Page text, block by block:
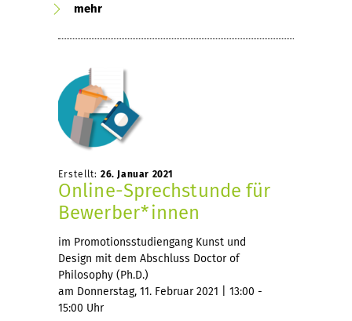
mehr
Erstellt: 26. Januar 2021
Online-Sprechstunde für
Bewerber*innen
im Promotionsstudiengang Kunst und
Design mit dem Abschluss Doctor of
Philosophy (Ph.D.)
am Donnerstag, 11. Februar 2021 | 13:00 -
15:00 Uhr